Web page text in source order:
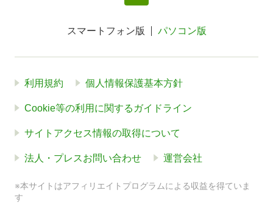
スマートフォン版 パソコン版
利用規約 個人情報保護基本方針
Cookie等の利用に関するガイドライン
サイトアクセス情報の取得について
法人・プレスお問い合わせ 運営会社
※本サイトはアフィリエイトプログラムによる収益を得ていま
す